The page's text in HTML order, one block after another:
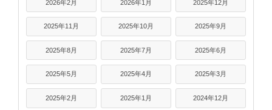
2026年2月 2026年1月 2025年12月
2025年11月 2025年10月 2025年9月
2025年8月 2025年7月 2025年6月
2025年5月 2025年4月 2025年3月
2025年2月 2025年1月 2024年12月